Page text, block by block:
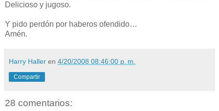
Delicioso y jugoso.
Y pido perdón por haberos ofendido…
Amén.
Harry Haller en 4/20/2008 08:46:00 p. m.
Compartir
28 comentarios: